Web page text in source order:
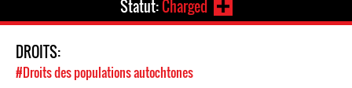
Statut:Charged
DROITS:
#Droits des populations autochtones